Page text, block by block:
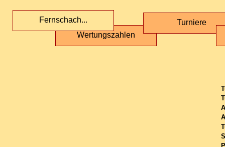
Wertungszahlen
Fernschach...
Turniere